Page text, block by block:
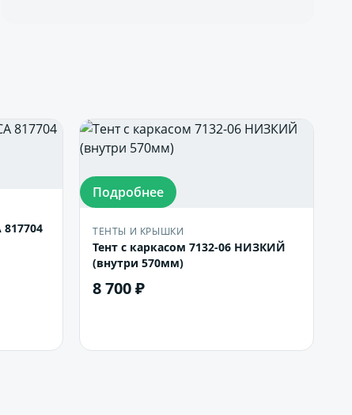
МЗСА 817704
Подробнее
ТЕНТЫ И КРЫШКИ
Тент с каркасом 7132-06 НИЗКИЙ
(внутри 570мм)
8 700 ₽